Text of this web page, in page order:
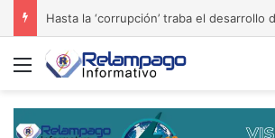
Hasta la ‘corrupción’ traba el desarrollo
Menú